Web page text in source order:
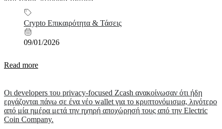
Crypto Επικαιρότητα & Τάσεις
09/01/2026
Read more
Οι developers του privacy-focused Zcash ανακοίνωσαν ότι ήδη
εργάζονται πάνω σε ένα νέο wallet για το κρυπτονόμισμα, λιγότερο
από μία ημέρα μετά την ηχηρή αποχώρησή τους από την Electric
Coin Company.